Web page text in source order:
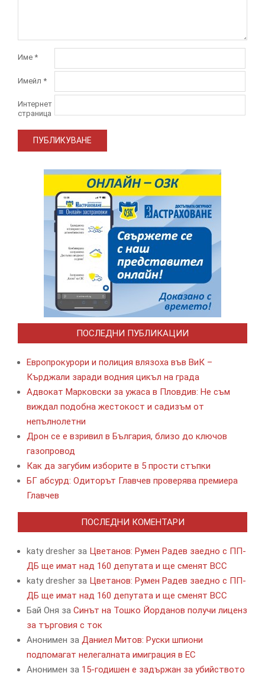
Име *
Имейл *
Интернет
страница
ПОСЛЕДНИ ПУБЛИКАЦИИ
Европрокурори и полиция влязоха във ВиК –
Кърджали заради водния цикъл на града
Адвокат Марковски за ужаса в Пловдив: Не съм
виждал подобна жестокост и садизъм от
непълнолетни
Дрон се е взривил в България, близо до ключов
газопровод
Как да загубим изборите в 5 прости стъпки
БГ абсурд: Одиторът Главчев проверява премиера
Главчев
ПОСЛЕДНИ КОМЕНТАРИ
katy dresher за Цветанов: Румен Радев заедно с ПП-
ДБ ще имат над 160 депутата и ще сменят ВСС
katy dresher за Цветанов: Румен Радев заедно с ПП-
ДБ ще имат над 160 депутата и ще сменят ВСС
Бай Оня за Синът на Тошко Йорданов получи лиценз
за търговия с ток
Анонимен за Даниел Митов: Руски шпиони
подпомагат нелегалната имиграция в ЕС
Анонимен за 15-годишен е задържан за убийството